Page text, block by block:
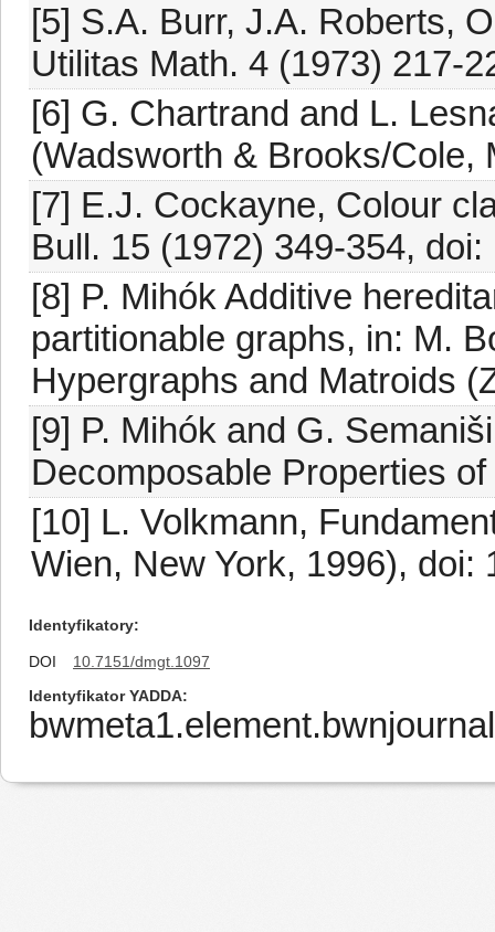
[5] S.A. Burr, J.A. Roberts,
Utilitas Math. 4 (1973) 217-
[6] G. Chartrand and L.
(Wadsworth & Brooks/Cole,
[7] E.J. Cockayne, Colour
Bull. 15 (1972) 349-354,
[8] P. Mihók Additive
partitionable graphs, in: M.
Hypergraphs and Matroids
[9] P. Mihók and G.
Decomposable Properties
[10] L. Volkmann,
Wien, New York, 1996), doi:
Identyfikatory
DOI
10.7151/dmgt.1097
Identyfikator YADDA